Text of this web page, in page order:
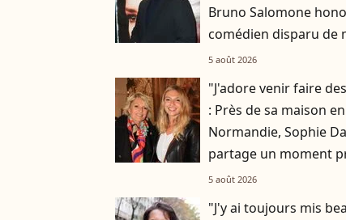
Bruno Salomone
comédien disparu de
originale
5 août 2026
"J'adore venir faire
: Près de sa maison en
Normandie, Sophie
partage un moment
avec sa fille Valentine
5 août 2026
"J'y ai toujours mis